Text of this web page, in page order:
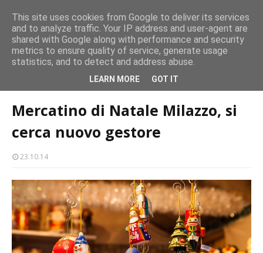
CASTELLO-MILAZZO
Milazzo 28ª Sagra del Pesce a Vaccarella: il programma
EVENTI
Mercatino di Natale Milazzo, si cerca nuovo
Mercatino di Natale Milazzo, si
cerca nuovo gestore
23.10.14
This site uses cookies from Google to deliver its services
and to analyze traffic. Your IP address and user-agent are
shared with Google along with performance and security
metrics to ensure quality of service, generate usage
statistics, and to detect and address abuse.
LEARN MORE GOT IT